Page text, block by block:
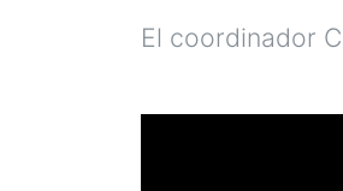
El coordinador